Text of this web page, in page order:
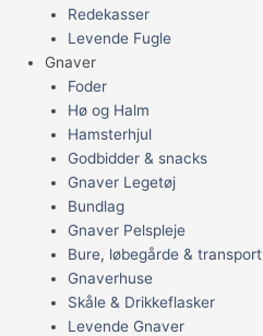
Redekasser
Levende Fugle
Gnaver
Foder
Hø og Halm
Hamsterhjul
Godbidder & snacks
Gnaver Legetøj
Bundlag
Gnaver Pelspleje
Bure, løbegårde & transport
Gnaverhuse
Skåle & Drikkeflasker
Levende Gnaver